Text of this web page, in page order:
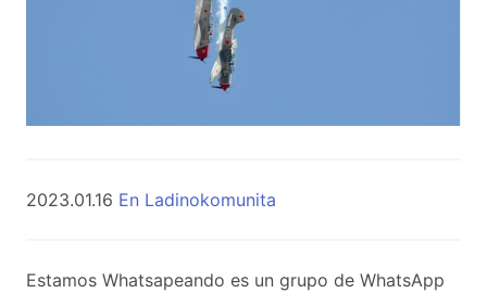
2023.01.16 En Ladinokomunita
Estamos Whatsapeando es un grupo de WhatsApp